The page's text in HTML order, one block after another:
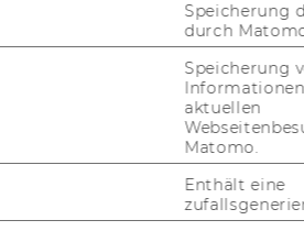
Speicherung
durch
Speicherung
aktuellen
Matomo.
Enthält eine